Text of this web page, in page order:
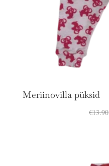
Meriinovilla püksid
€13.90